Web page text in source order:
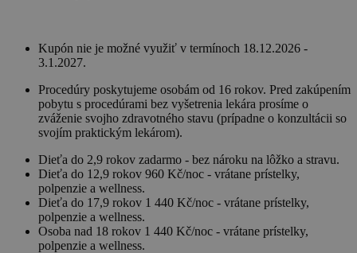
Kupón nie je možné využiť v termínoch 18.12.2026 -
3.1.2027.
Procedúry poskytujeme osobám od 16 rokov. Pred zakúpením
pobytu s procedúrami bez vyšetrenia lekára prosíme o
zváženie svojho zdravotného stavu (prípadne o konzultácii so
svojím praktickým lekárom).
Dieťa do 2,9 rokov zadarmo - bez nároku na lôžko a stravu.
Dieťa do 12,9 rokov 960 Kč/noc - vrátane prístelky,
polpenzie a wellness.
Dieťa do 17,9 rokov 1 440 Kč/noc - vrátane prístelky,
polpenzie a wellness.
Osoba nad 18 rokov 1 440 Kč/noc - vrátane prístelky,
polpenzie a wellness.